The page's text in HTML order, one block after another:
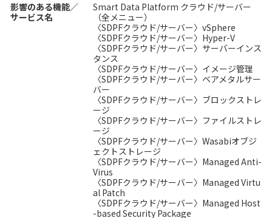
影響のある機能／
サービス名
Smart Data Platform クラウド/サーバー
（全メニュー）
〈SDPFクラウド/サーバー〉vSphere
〈SDPFクラウド/サーバー〉Hyper-V
〈SDPFクラウド/サーバー〉サーバーインス
タンス
〈SDPFクラウド/サーバー〉イメージ管理
〈SDPFクラウド/サーバー〉ベアメタルサー
バー
〈SDPFクラウド/サーバー〉ブロックストレ
ージ
〈SDPFクラウド/サーバー〉ファイルストレ
ージ
〈SDPFクラウド/サーバー〉Wasabiオブジ
ェクトストレージ
〈SDPFクラウド/サーバー〉Managed Anti-
Virus
〈SDPFクラウド/サーバー〉Managed Virtu
al Patch
〈SDPFクラウド/サーバー〉Managed Host
-based Security Package